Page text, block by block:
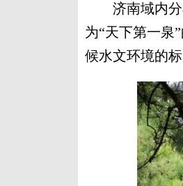
济南域内分
为“天下第一泉
候水文环境的标